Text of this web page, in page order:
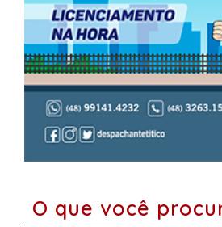
O que você